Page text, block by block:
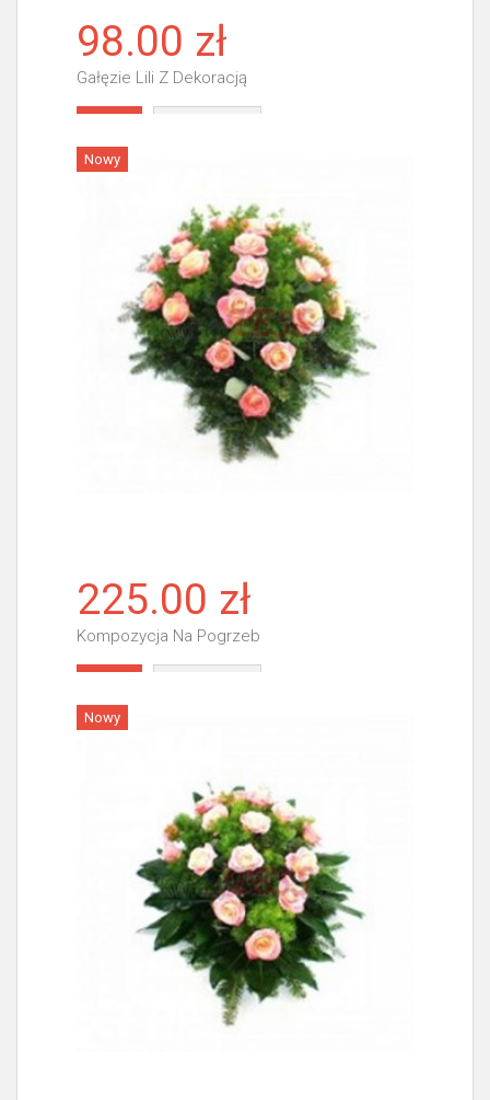
98.00 zł
Gałęzie Lili Z Dekoracją
Nowy
225.00 zł
Kompozycja Na Pogrzeb
Nowy